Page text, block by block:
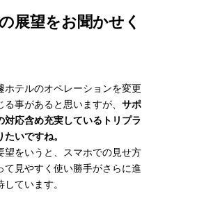
展望をお聞かせく
ホテルのオペレーションを変更
事があると思いますが、 サポ
対応含め充実しているトリプラ
いですね。
望をいうと、スマホでの見せ方
て見やすく使い勝手がさらに進
ています。